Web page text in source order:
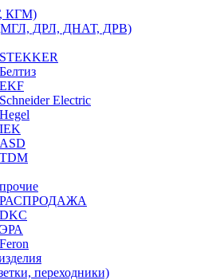
КГМ)
(МГЛ, ДРЛ, ДНАТ, ДРВ)
Electric
РАСПРОДАЖА
переходники)